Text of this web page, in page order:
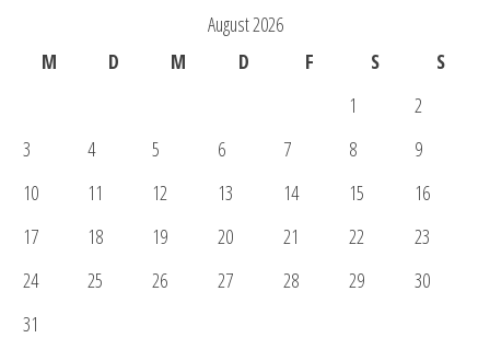
August 2026
M
D M D F S
S
1
2
3
4 5 6 7 8
9
10
11 12 13 14 15
16
17
18 19 20 21 22
23
24
25 26 27 28 29
30
31